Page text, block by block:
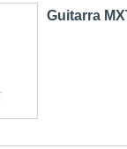
Guitarra